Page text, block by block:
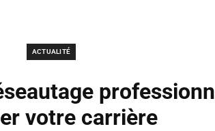
ACTUALITÉ
votre carrière